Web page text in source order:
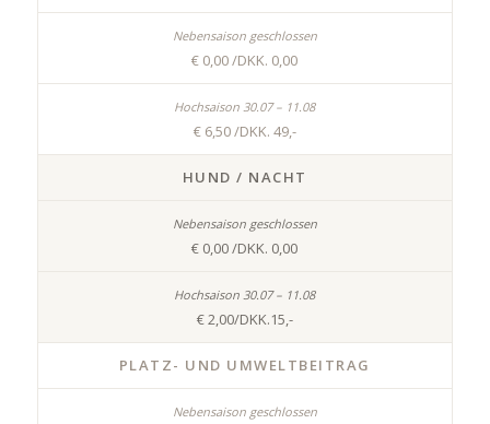
€ 0,00 /DKK. 0,00
€ 6,50 /DKK. 49,-
HUND / NACHT
€ 0,00 /DKK. 0,00
€ 2,00/DKK.15,-
PLATZ- UND UMWELTBEITRAG